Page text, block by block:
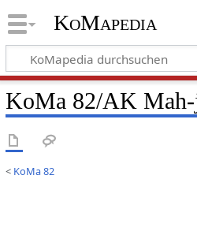
KoMapedia
KoMa 82/AK
< KoMa 82